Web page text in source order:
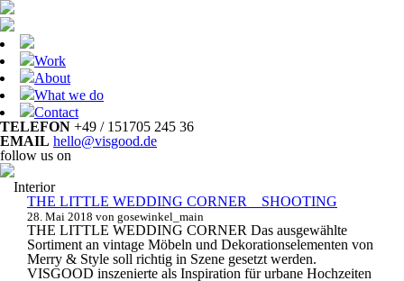
Work
About
What we do
Contact
TELEFON +49 / 151705 245 36
EMAIL hello@visgood.de
follow us on
Interior
THE LITTLE WEDDING CORNER _ SHOOTING
28. Mai 2018 von gosewinkel_main
THE LITTLE WEDDING CORNER Das ausgewählte
Sortiment an vintage Möbeln und Dekorationselementen von
Merry & Style soll richtig in Szene gesetzt werden.
VISGOOD inszenierte als Inspiration für urbane Hochzeiten